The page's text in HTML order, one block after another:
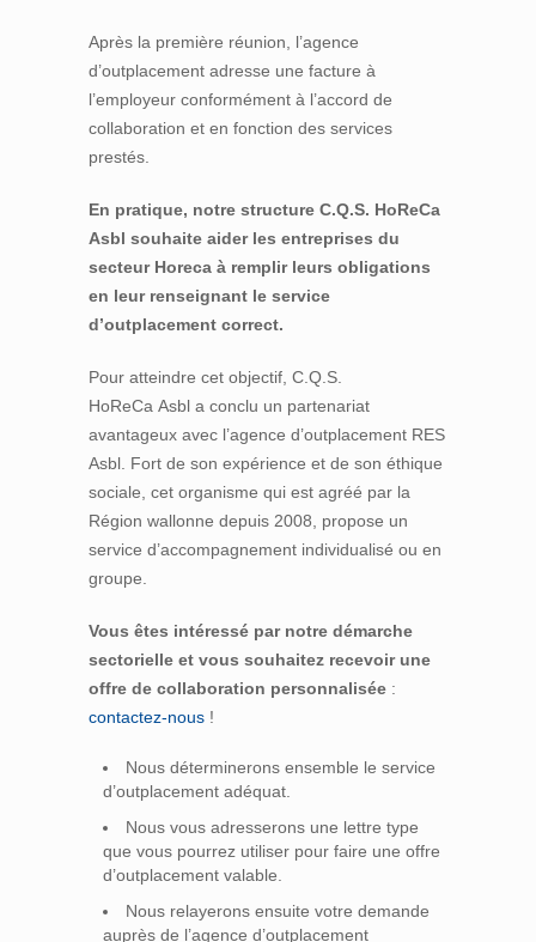
Après la première réunion, l’agence
d’outplacement adresse une facture à
l’employeur conformément à l’accord de
collaboration et en fonction des services
prestés.
En pratique, notre structure C.Q.S. HoReCa
Asbl souhaite aider les entreprises du
secteur Horeca à remplir leurs obligations
en leur renseignant le service
d’outplacement correct.
Pour atteindre cet objectif, C.Q.S.
HoReCa Asbl a conclu un partenariat
avantageux avec l’agence d’outplacement RES
Asbl. Fort de son expérience et de son éthique
sociale, cet organisme qui est agréé par la
Région wallonne depuis 2008, propose un
service d’accompagnement individualisé ou en
groupe.
Vous êtes intéressé par notre démarche
sectorielle et vous souhaitez recevoir une
offre de collaboration personnalisée :
contactez-nous !
Nous déterminerons ensemble le service
d’outplacement adéquat.
Nous vous adresserons une lettre type
que vous pourrez utiliser pour faire une offre
d’outplacement valable.
Nous relayerons ensuite votre demande
auprès de l’agence d’outplacement